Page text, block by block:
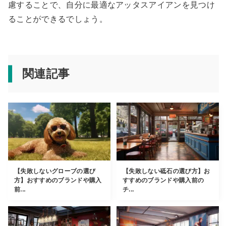
慮することで、自分に最適なアッタスアイアンを見つけ
ることができるでしょう。
関連記事
【失敗しないグローブの選び
方】おすすめのブランドや購入
前...
【失敗しない砥石の選び方】お
すすめのブランドや購入前の
チ...